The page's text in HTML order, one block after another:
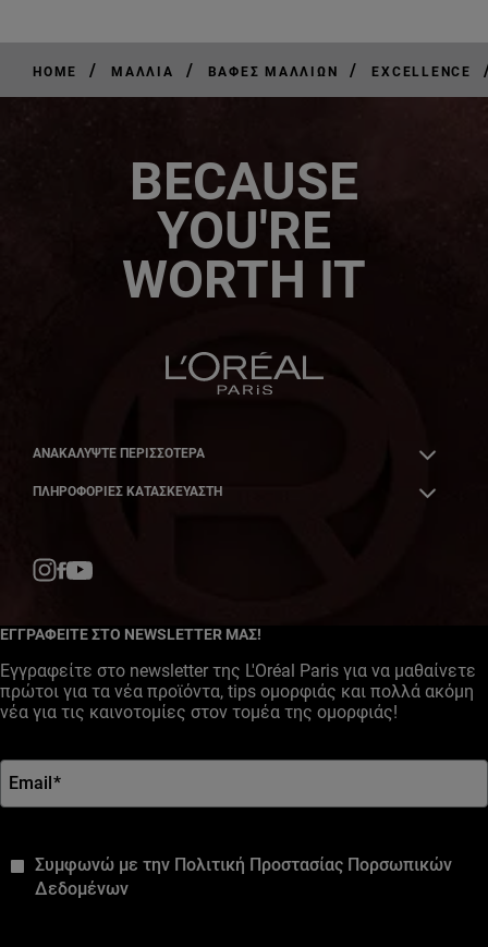
HOME / ΜΑΛΛΙΆ / ΒΑΦΈΣ ΜΑΛΛΙΏΝ / EXCELLENCE
BECAUSE
YOU'RE
WORTH IT
ΑΝΑΚΑΛΎΨΤΕ ΠΕΡΙΣΣΌΤΕΡΑ
ΠΛΗΡΟΦΟΡΙΕΣ ΚΑΤΑΣΚΕΥΑΣΤΗ
ΕΓΓΡΑΦΕΙΤΕ ΣΤΟ NEWSLETTER ΜΑΣ!
Εγγραφείτε στο newsletter της L'Oréal Paris για να μαθαίνετε
πρώτοι για τα νέα προϊόντα, tips ομορφιάς και πολλά ακόμη
νέα για τις καινοτομίες στον τομέα της ομορφιάς!
Email*
Συμφωνώ με την Πολιτική Προστασίας Πορσωπικών
Δεδομένων